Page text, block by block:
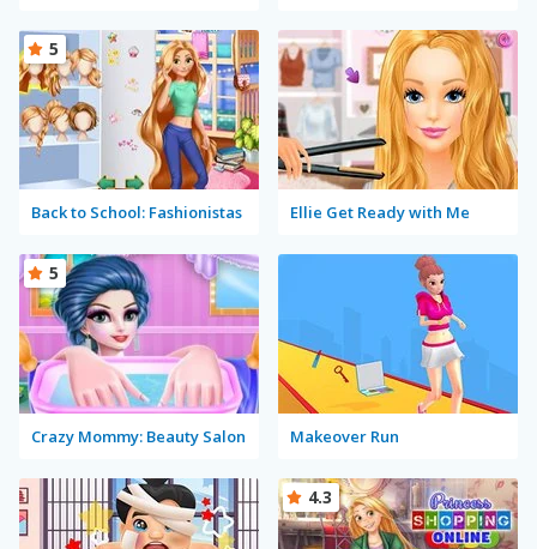
Back to School: Fashionistas
5
Ellie Get Ready with Me
Crazy Mommy: Beauty Salon
5
Makeover Run
4.3